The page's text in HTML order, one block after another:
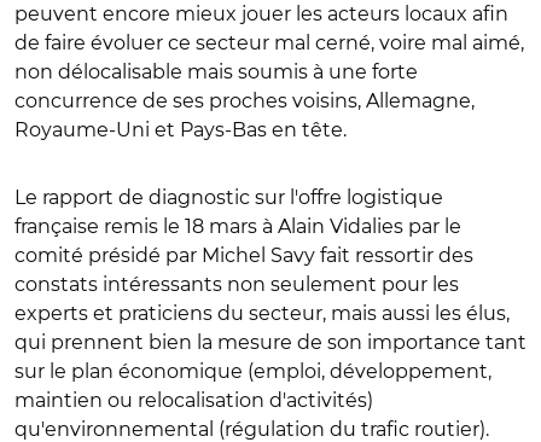
peuvent encore mieux jouer les acteurs locaux afin
de faire évoluer ce secteur mal cerné, voire mal aimé,
non délocalisable mais soumis à une forte
concurrence de ses proches voisins, Allemagne,
Royaume-Uni et Pays-Bas en tête.
Le rapport de diagnostic sur l'offre logistique
française remis le 18 mars à Alain Vidalies par le
comité présidé par Michel Savy fait ressortir des
constats intéressants non seulement pour les
experts et praticiens du secteur, mais aussi les élus,
qui prennent bien la mesure de son importance tant
sur le plan économique (emploi, développement,
maintien ou relocalisation d'activités)
qu'environnemental (régulation du trafic routier).